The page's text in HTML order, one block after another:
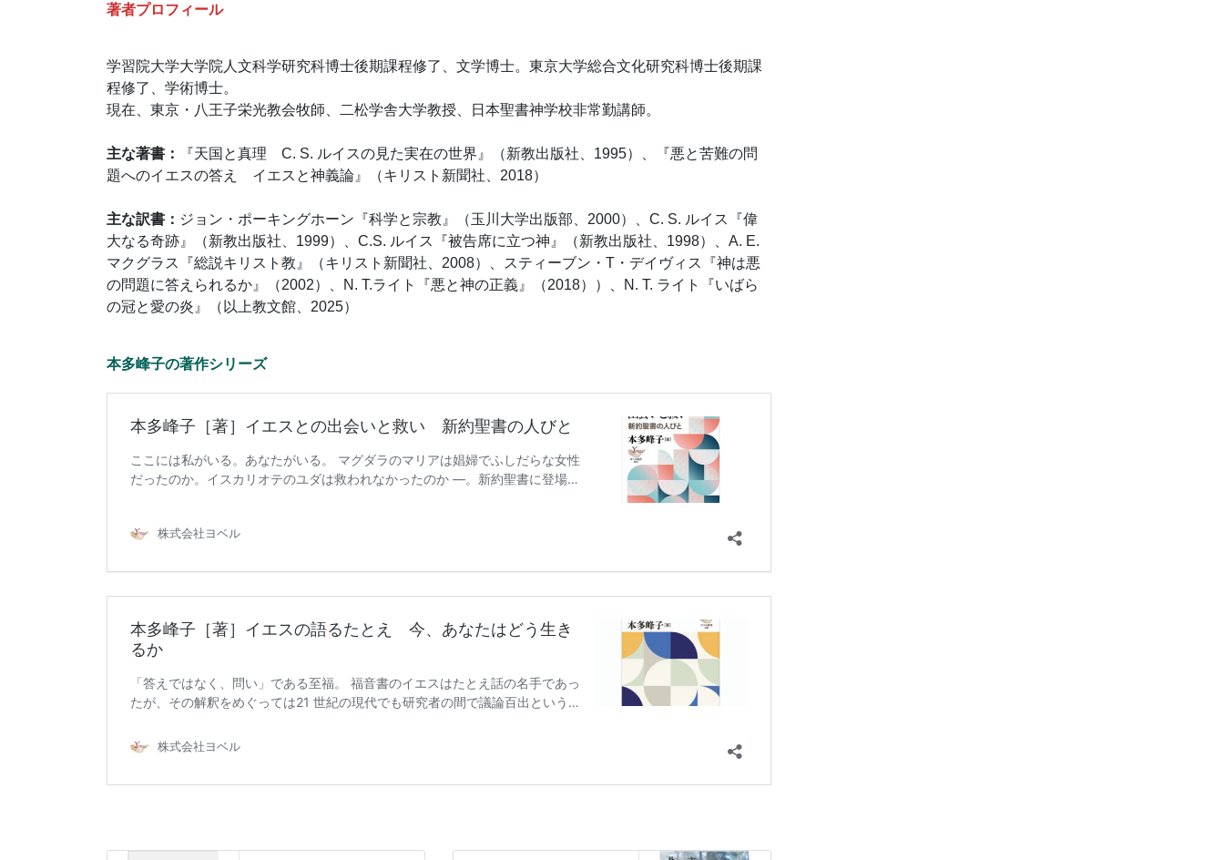
著者プロフィール
学習院大学大学院人文科学研究科博士後期課程修了、文学博士。東京大学総合文化研究科博士後期課
程修了、学術博士。
現在、東京・八王子栄光教会牧師、二松学舎大学教授、日本聖書神学校非常勤講師。
主な著書：
『天国と真理 C. S. ルイスの見た実在の世界』（新教出版社、1995）、『悪と苦難の問
題へのイエスの答え イエスと神義論』（キリスト新聞社、2018）
主な訳書： ジョン・ポーキングホーン『科学と宗教』（玉川大学出版部、2000）、C. S. ルイス『偉
大なる奇跡』（新教出版社、1999）、C.S. ルイス『被告席に立つ神』（新教出版社、1998）、A. E.
マクグラス『総説キリスト教』（キリスト新聞社、2008）、スティーブン・T・デイヴィス『神は悪
の問題に答えられるか』（2002）、N. T.ライト『悪と神の正義』（2018））、N. T. ライト『いばら
の冠と愛の炎』（以上教文館、2025）
本多峰子の著作シリーズ